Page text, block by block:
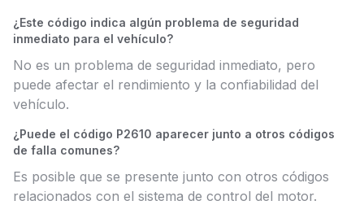
¿Este código indica algún problema de seguridad
inmediato para el vehículo?
No es un problema de seguridad inmediato, pero
puede afectar el rendimiento y la confiabilidad del
vehículo.
¿Puede el código P2610 aparecer junto a otros códigos
de falla comunes?
Es posible que se presente junto con otros códigos
relacionados con el sistema de control del motor.